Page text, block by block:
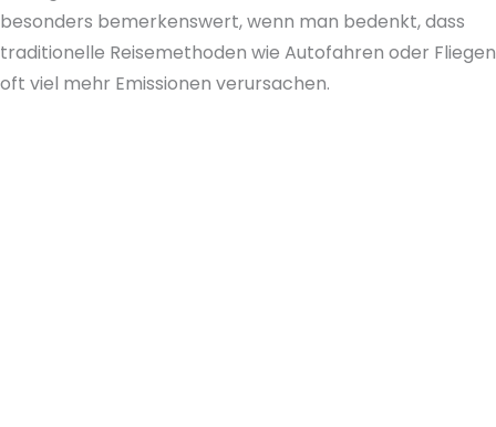
besonders bemerkenswert, wenn man bedenkt, dass
traditionelle Reisemethoden wie Autofahren oder Fliegen
oft viel mehr Emissionen verursachen.